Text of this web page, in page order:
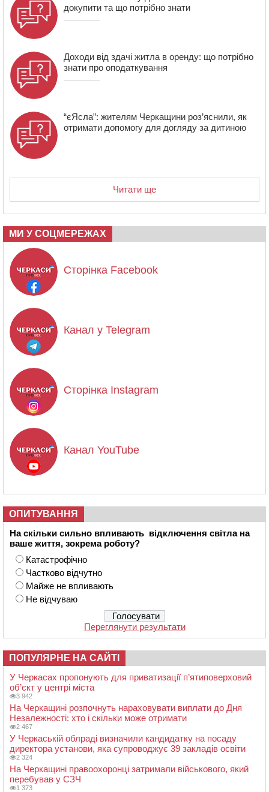
16:07 У Черкасах за ніч виявили 15 порушників
комендантської години та 10 нетверезих водіїв
15:12
На Золотоніщині водійка збила пішохода, який
перебігав дорогу
докупити та що потрібно знати
Доходи від здачі житла в оренду: що потрібно
знати про оподаткування
“єЯсла”: жителям Черкащини роз’яснили, як
отримати допомогу для догляду за дитиною
Читати ще
МИ У СОЦМЕРЕЖАХ
Сторінка Facebook
Канал у Telegram
Сторінка Instagram
Канал YouTube
ОПИТУВАННЯ
На скільки сильно впливають відключення світла на
ваше життя, зокрема роботу?
Катастрофічно
Частково відчутно
Майже не впливають
Не відчуваю
Переглянути результати
ПОПУЛЯРНЕ НА САЙТІ
У Черкасах пропонують для приватизації п’ятиповерховий
об’єкт у центрі міста
3 942
На Черкащині розпочнуть нараховувати виплати до Дня
Незалежності: хто і скільки може отримати
2 467
У Черкаській облраді визначили кандидатку на посаду
директора установи, яка супроводжує 39 закладів освіти
2 324
На Черкащині правоохоронці затримали військового, який
перебував у СЗЧ
1 373